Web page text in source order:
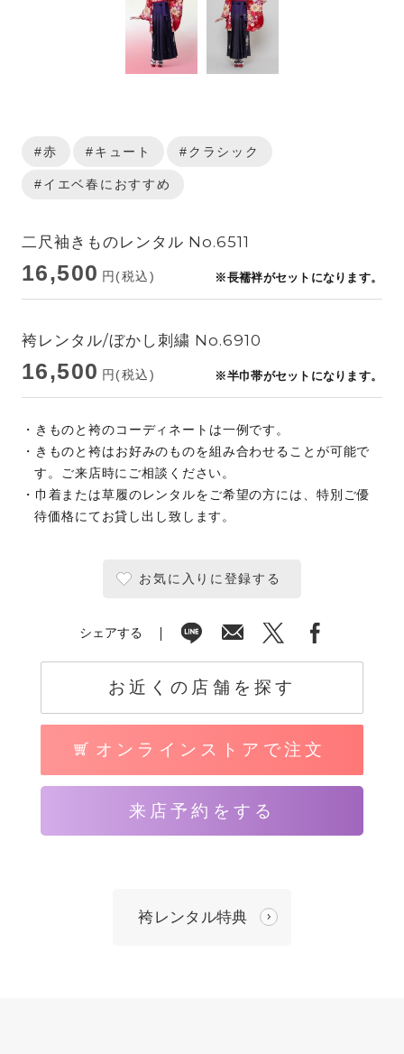
#赤 #キュート #クラシック
#イエベ春におすすめ
二尺袖きものレンタル No.6511
16,500 円(税込) ※長襦袢がセットになります。
袴レンタル/ぼかし刺繍 No.6910
16,500 円(税込) ※半巾帯がセットになります。
・きものと袴のコーディネートは一例です。
・きものと袴はお好みのものを組み合わせることが可能で
す。ご来店時にご相談ください。
・巾着または草履のレンタルをご希望の方には、特別ご優
待価格にてお貸し出し致します。
お気に入りに登録する
シェアする
お近くの店舗を探す
オンラインストアで注文
来店予約をする
袴レンタル特典